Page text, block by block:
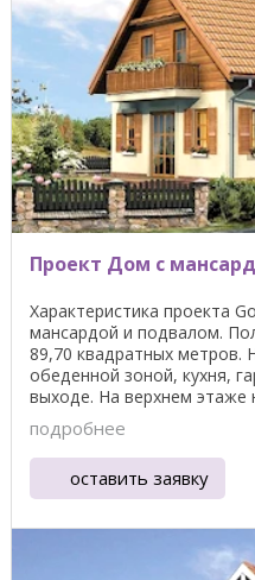
Проект Дом с
Характеристика проекта
мансардой и подвалом.
89,70 квадратных метров.
обеденной зоной, кухня,
выходе. На верхнем этаже
подробнее
оставить заявку